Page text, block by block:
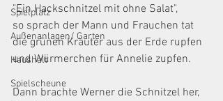
Spielplatz
Außenanlagen/ Garten
Haushalt
Spielscheune
"Ein Hackschnitzel mit ohne Salat",
so sprach der Mann und Frauchen tat
die grünen Kräuter aus der Erde rupfen
und Würmerchen für Annelie zupfen.
Dann brachte Werner die Schnitzel her,